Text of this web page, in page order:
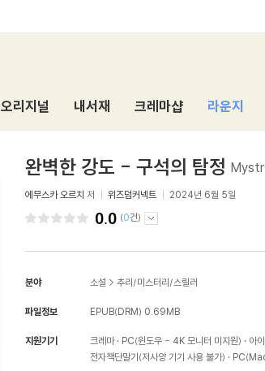
오리지널 내서재 크레마샵 라운지
완벽한 강도 - 구석의 탐정 Mystr
에무스카 오르치 저 위즈덤커넥트 2024년 6월 5일
0.0 (0건)
분야 소설 > 추리/미스터리/스릴러
파일정보 EPUB(DRM) 0.69MB
지원기기 크레마 PC(윈도우 - 4K 모니터 미지원) 아
전자책단말기(저사양 기기 사용 불가)